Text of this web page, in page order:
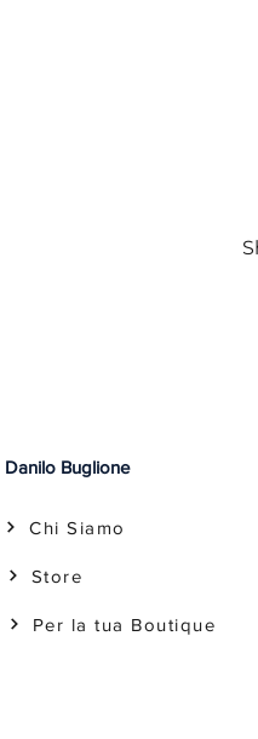
Danilo Buglione
Chi Siamo
Store
Per la tua Boutique